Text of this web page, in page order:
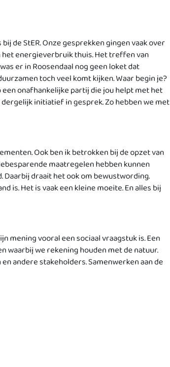
de StER. Onze gesprekken gingen vaak over
het energieverbruik thuis. Het treffen van
er in Roosendaal nog geen loket dat
toch veel komt kijken. Waar begin je?
onafhankelijke partij die jou helpt met het
initiatief in gesprek. Zo hebben we met
Ook ben ik betrokken bij de opzet van
maatregelen hebben kunnen
draait het ook om bewustwording.
is. Het is vaak een kleine moeite. En alles bij
mening vooral een sociaal vraagstuk is. Een
waarbij we rekening houden met de natuur.
andere stakeholders. Samenwerken aan de